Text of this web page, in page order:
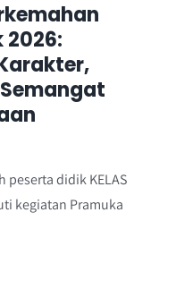
2026:
peserta didik KELAS
kegiatan Pramuka